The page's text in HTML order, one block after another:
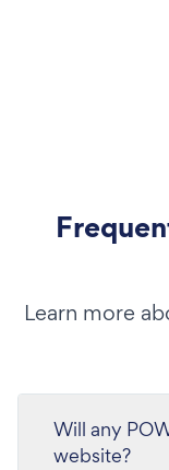
Learn more
Will any
website?